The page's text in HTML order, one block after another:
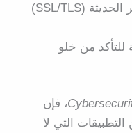
تطبيق بروتوكولات التشفير الحديثة (SSL/TLS)
للتأكد من خلو
، فإن
التي لا